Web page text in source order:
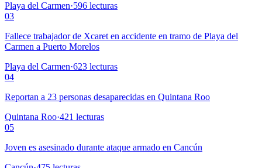
Playa del Carmen·596 lecturas
03
Fallece trabajador de Xcaret en accidente en tramo de Playa del
Carmen a Puerto Morelos
Playa del Carmen·623 lecturas
04
Reportan a 23 personas desaparecidas en Quintana Roo
Quintana Roo·421 lecturas
05
Joven es asesinado durante ataque armado en Cancún